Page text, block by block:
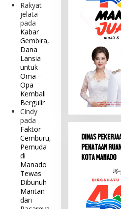
Rakyat
jelata
pada
Kabar
Gembira,
Dana
Lansia
untuk
Oma –
Opa
Kembali
Bergulir
Cindy
pada
Faktor
Cemburu,
Pemuda
di
Manado
Tewas
Dibunuh
Mantan
dari